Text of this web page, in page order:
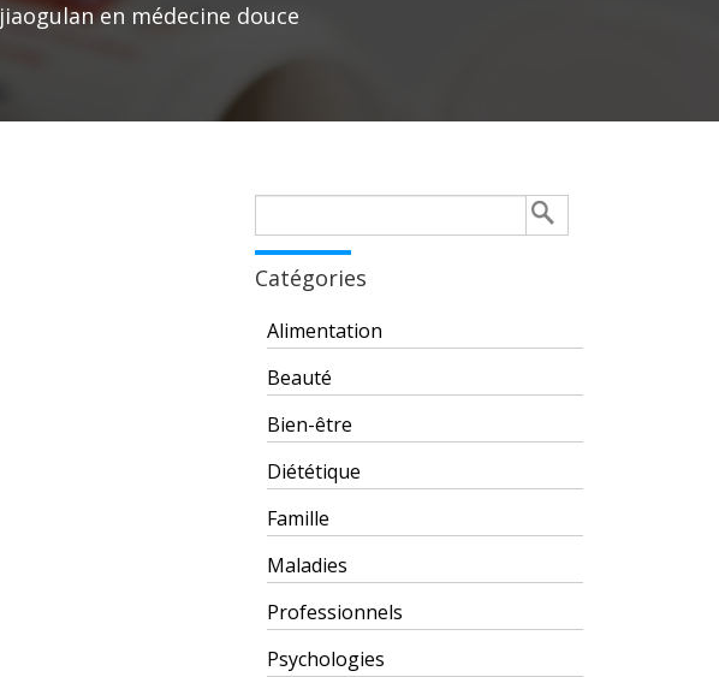
en médecine douce
Catégories
Alimentation
Beauté
Bien-être
Diététique
Famille
Maladies
Professionnels
Psychologies